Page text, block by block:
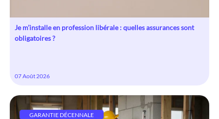
Je m’installe en profession libérale : quelles assurances sont
obligatoires ?
07 Août 2026
GARANTIE DÉCENNALE